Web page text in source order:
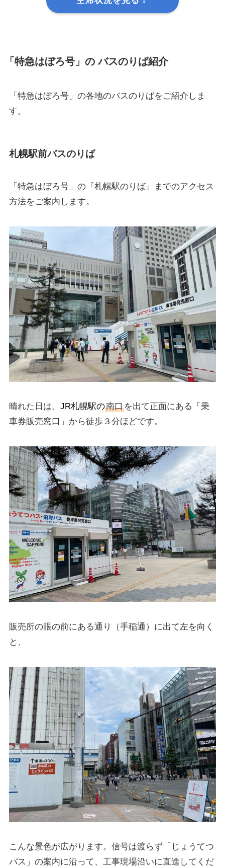
「特急はぼろ号」の バスのりば紹介
「特急はぼろ号」の各地のバスのりばをご紹介しま
す。
札幌駅前バスのりば
「特急はぼろ号」の『札幌駅のりば』までのアクセス
方法をご案内します。
晴れた日は、 JR札幌駅の南口を出て正面にある「乗
車券販売窓口」から徒歩３分ほどです。
販売所の眼の前にある通り（手稲通）に出て左を向く
と、
こんな景色が広がります。信号は渡らず「じょうてつ
バス」の案内に沿って、工事現場沿いに直進してくだ